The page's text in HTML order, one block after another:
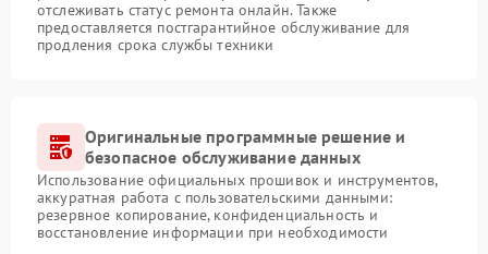
отслеживать статус ремонта онлайн. Также
предоставляется постгарантийное обслуживание для
продления срока службы техники
Оригинальные программные решение и
безопасное обслуживание данных
Использование официальных прошивок и инструментов,
аккуратная работа с пользовательскими данными:
резервное копирование, конфиденциальность и
восстановление информации при необходимости